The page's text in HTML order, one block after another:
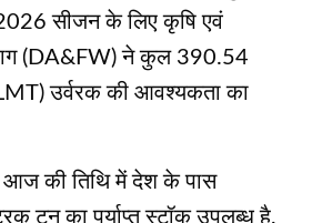
सीजन के लिए कृषि एवं
(DA&FW) ने कुल 390.54
उर्वरक की आवश्यकता का
की तिथि में देश के पास
टन का पर्याप्त स्टॉक उपलब्ध है,